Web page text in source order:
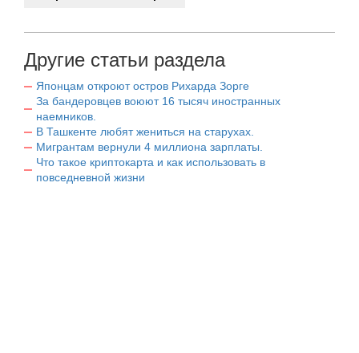
Другие статьи раздела
Японцам откроют остров Рихарда Зорге
За бандеровцев воюют 16 тысяч иностранных
наемников.
В Ташкенте любят жениться на старухах.
Мигрантам вернули 4 миллиона зарплаты.
Что такое криптокарта и как использовать в
повседневной жизни